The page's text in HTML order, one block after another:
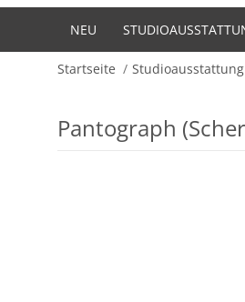
NEU
Startseite Studioausstattung
Pantograph